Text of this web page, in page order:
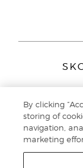
Young
By clicking
storing of
navigation,
marketing